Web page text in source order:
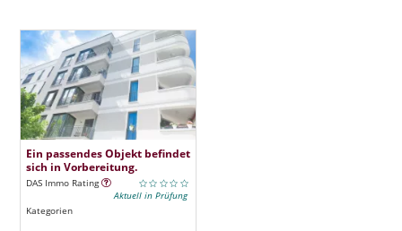
Ein passendes Objekt befindet
sich in Vorbereitung.
DAS Immo Rating
Aktuell in Prüfung
Kategorien